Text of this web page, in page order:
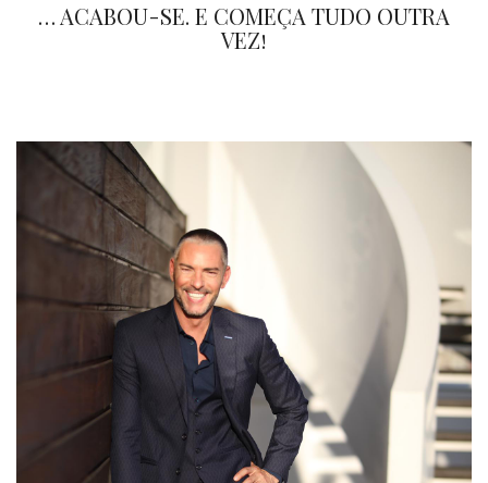
… ACABOU-SE. E COMEÇA TUDO OUTRA
VEZ!